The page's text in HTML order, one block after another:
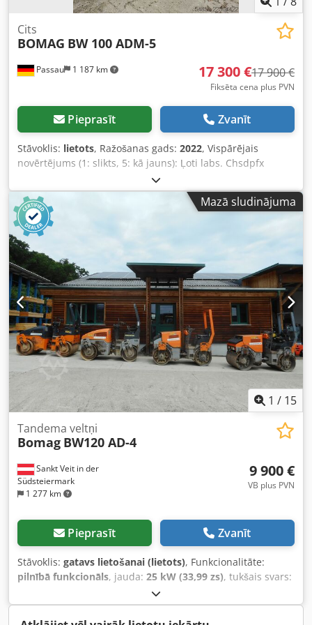
Passau 1 187 km
Cits
BOMAG BW 100 ADM-5
17 300 €17 900 €
Fiksēta cena plus PVN
Pieprasīt Zvanīt
Stāvoklis: lietots, Ražošanas gads: 2022, Vispārējais
novērtējums (1: slikts, 5: kā jauns): Ļoti labs. Chsdpfx
Agezkzzheloa ---- UVV – jauns!
Mazā sludinājuma
1 / 15
Sankt Veit in der
Südsteiermark
1 277 km
Tandema veltņi
Bomag BW120 AD-4
9 900 €
VB plus PVN
Pieprasīt Zvanīt
Stāvoklis: gatavs lietošanai (lietots), Funkcionalitāte:
pilnībā funkcionāls, jauda: 25 kW (33,99 zs), tukšais svars:
2007
h, BOMAG BW120AD-4 Izl. gads: 2007 Saskaņā ar skaitītāju:
2 950 m/h 25,2 KW Kubota 2 800 KG Cena: 9 900,-- bez PVN